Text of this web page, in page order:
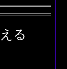
る